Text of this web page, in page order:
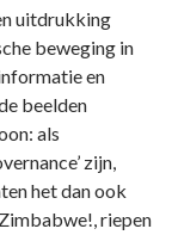
uitdrukking
beweging in
en
beelden
als
zijn,
het dan ook
Zimbabwe!, riepen